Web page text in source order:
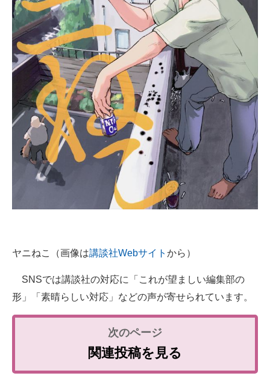
ヤニねこ（画像は講談社Webサイト から）
SNSでは講談社の対応に「これが望ましい編集部の
形」「素晴らしい対応」などの声が寄せられています。
関連投稿を見る